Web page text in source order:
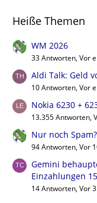
Heiße Themen
WM 2026
33 Antworten, Vor
Aldi Talk: Geld
10 Antworten, Vor
Nokia 6230 +
13.355 Antworten,
Nur noch
94 Antworten, Vor
Gemini
Einzahlungen
14 Antworten, Vor